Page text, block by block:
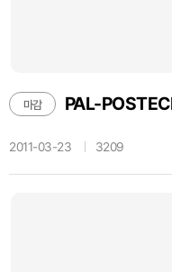
마감 PAL-
2011-03-23 3209